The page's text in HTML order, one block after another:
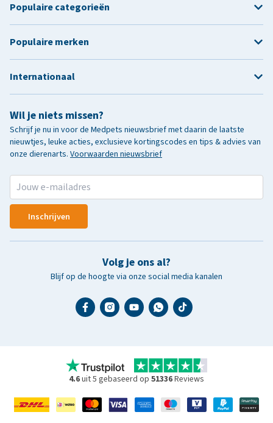
Wil je niets missen?
Schrijf je nu in voor de Medpets nieuwsbrief met daarin de laatste
nieuwtjes, leuke acties, exclusieve kortingscodes en tips & advies van
onze dierenarts. Voorwaarden nieuwsbrief
Inschrijven
Volg je ons al?
Blijf op de hoogte via onze social media kanalen
Populaire categorieën
Populaire merken
Internationaal
4.6uit 5 gebaseerd op 51336Reviews